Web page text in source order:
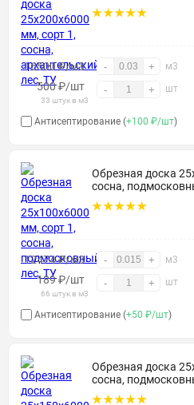
16500 ₽/м3 - + м3
500₽/шт
33 штук в м3
- + шт
Антисептирование (+100 ₽/шт)
Обрезная доска
сосна,
12474 ₽/м3 - + м3
189₽/шт
66 штук в м3
- + шт
Антисептирование (+50 ₽/шт)
Обрезная доска
сосна,